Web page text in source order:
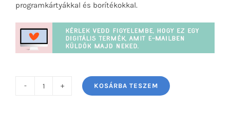
programkártyákkal és borítékokkal.
KOSÁRBA TESZEM